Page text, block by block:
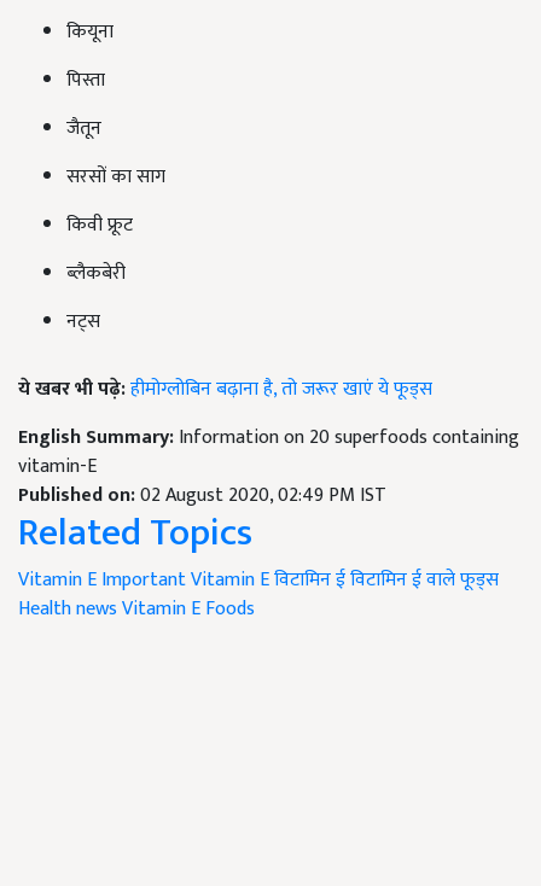
कियूना
पिस्ता
जैतून
सरसों का साग
किवी फ्रूट
ब्लैकबेरी
नट्स
ये खबर भी पढ़े:हीमोग्लोबिन बढ़ाना है, तो जरूर खाएं ये फूड्स
English Summary:Information on 20 superfoods containing
vitamin-E
Published on:02 August 2020, 02:49 PM IST
Related Topics
Vitamin E ImportantVitamin Eविटामिन ईविटामिन ई वाले फूड्स
Health newsVitamin E Foods